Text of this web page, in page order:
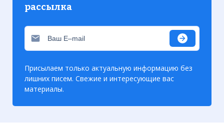
рассылка
Присылаем только актуальную информацию без
лишних писем. Свежие и интересующие вас
материалы.